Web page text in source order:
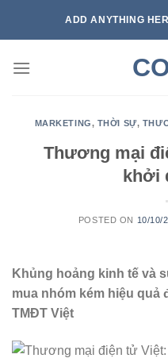
ADD ANYTHING
MARKETING, THỜI SỰ,
Thương mại
khởi
POSTED ON 10/10/
Khủng hoảng kinh tế và
mua nhóm kém hiệu quả
TMĐT Việt